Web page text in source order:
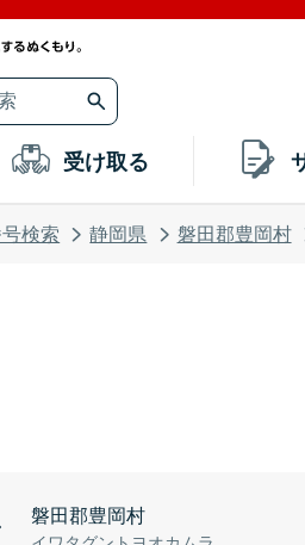
受け取る
検索 静岡県 磐田郡豊岡村
磐田郡豊岡村